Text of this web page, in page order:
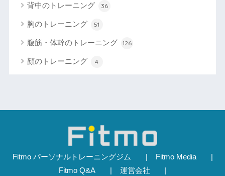
背中のトレーニング 36
胸のトレーニング 51
腹筋・体幹のトレーニング 126
顔のトレーニング 4
Fitmo パーソナルトレーニングジム
Fitmo Media
Fitmo Q&A
運営会社